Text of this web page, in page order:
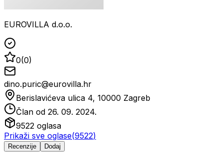
EUROVILLA d.o.o.
0(0)
dino.puric@eurovilla.hr
Berislavićeva ulica 4, 10000 Zagreb
Član od 26. 09. 2024.
9522 oglasa
Prikaži sve oglase(9522)
Recenzije Dodaj